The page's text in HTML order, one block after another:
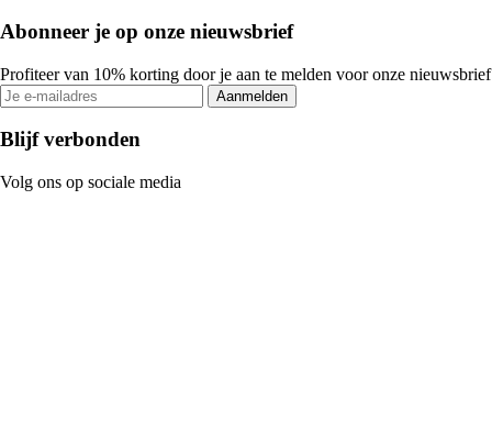
Abonneer je op onze nieuwsbrief
Profiteer van 10% korting door je aan te melden voor onze nieuwsbrief
Aanmelden
Blijf verbonden
Volg ons op sociale media